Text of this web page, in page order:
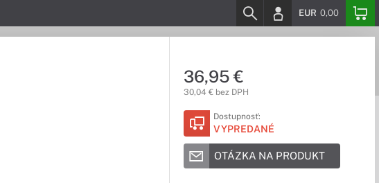
EUR 0,00
36,95 €
30,04 € bez DPH
Dostupnosť:
VYPREDANÉ
OTÁZKA NA PRODUKT